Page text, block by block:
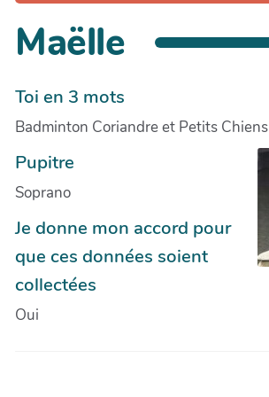
Maëlle
Toi en 3 mots
Badminton Coriandre et Petits Chiens
Pupitre
Soprano
Je donne mon accord pour
que ces données soient
collectées
Oui